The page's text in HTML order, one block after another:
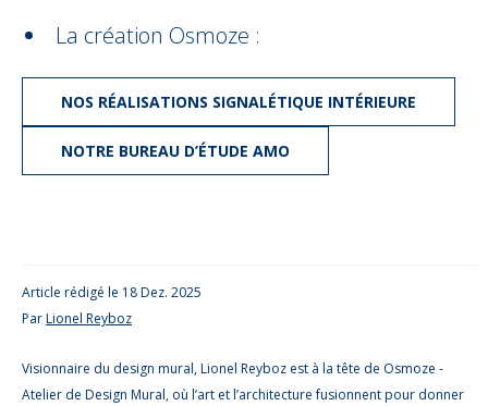
La création Osmoze :
NOS RÉALISATIONS SIGNALÉTIQUE INTÉRIEURE
NOTRE BUREAU D’ÉTUDE AMO
Article rédigé le 18 Dez. 2025
ParLionel Reyboz
Visionnaire du design mural, Lionel Reyboz est à la tête de Osmoze -
Atelier de Design Mural, où l’art et l’architecture fusionnent pour donner